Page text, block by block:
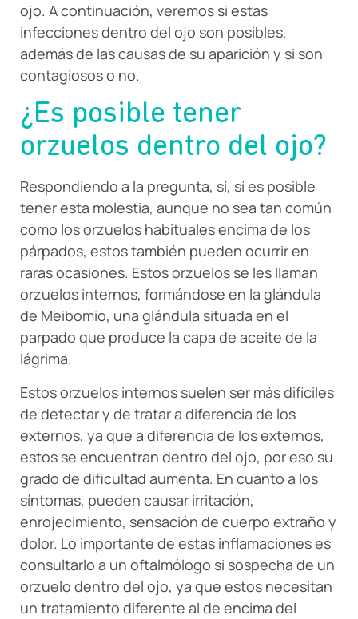
ojo. A continuación, veremos si estas
infecciones dentro del ojo son posibles,
además de las causas de su aparición y si son
contagiosos o no.
¿Es posible tener
orzuelos dentro del ojo?
Respondiendo a la pregunta, sí, sí es posible
tener esta molestia, aunque no sea tan común
como los orzuelos habituales encima de los
párpados, estos también pueden ocurrir en
raras ocasiones. Estos orzuelos se les llaman
orzuelos internos, formándose en la glándula
de Meibomio, una glándula situada en el
parpado que produce la capa de aceite de la
lágrima.
Estos orzuelos internos suelen ser más difíciles
de detectar y de tratar a diferencia de los
externos, ya que a diferencia de los externos,
estos se encuentran dentro del ojo, por eso su
grado de dificultad aumenta. En cuanto a los
síntomas, pueden causar irritación,
enrojecimiento, sensación de cuerpo extraño y
dolor. Lo importante de estas inflamaciones es
consultarlo a un oftalmólogo si sospecha de un
orzuelo dentro del ojo, ya que estos necesitan
un tratamiento diferente al de encima del